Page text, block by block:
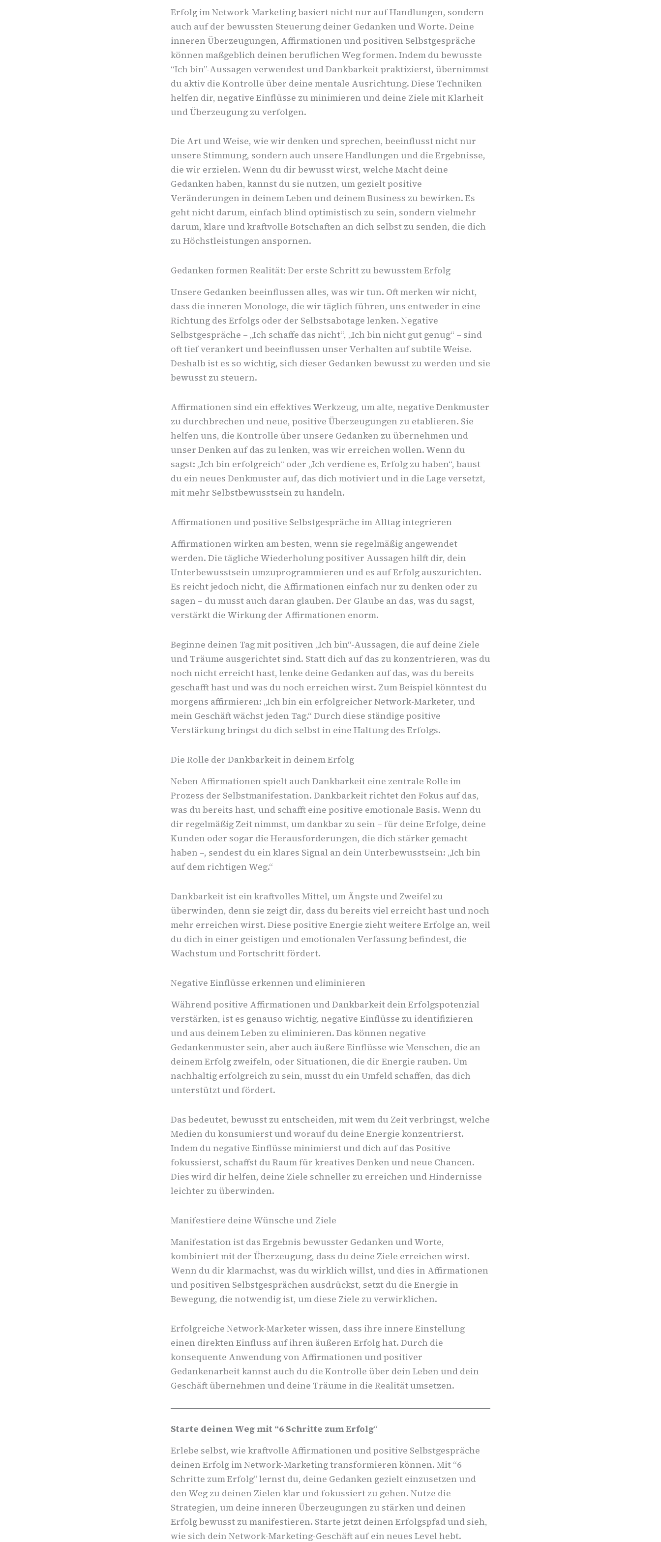
Erfolg im Network-Marketing basiert nicht nur auf Handlungen, sondern
auch auf der bewussten Steuerung deiner Gedanken und Worte. Deine
inneren Überzeugungen, Affirmationen und positiven Selbstgespräche
können maßgeblich deinen beruflichen Weg formen. Indem du bewusste
“Ich bin”-Aussagen verwendest und Dankbarkeit praktizierst, übernimmst
du aktiv die Kontrolle über deine mentale Ausrichtung. Diese Techniken
helfen dir, negative Einflüsse zu minimieren und deine Ziele mit Klarheit
und Überzeugung zu verfolgen.
Die Art und Weise, wie wir denken und sprechen, beeinflusst nicht nur
unsere Stimmung, sondern auch unsere Handlungen und die Ergebnisse,
die wir erzielen. Wenn du dir bewusst wirst, welche Macht deine
Gedanken haben, kannst du sie nutzen, um gezielt positive
Veränderungen in deinem Leben und deinem Business zu bewirken. Es
geht nicht darum, einfach blind optimistisch zu sein, sondern vielmehr
darum, klare und kraftvolle Botschaften an dich selbst zu senden, die dich
zu Höchstleistungen anspornen.
Gedanken formen Realität: Der erste Schritt zu bewusstem Erfolg
Unsere Gedanken beeinflussen alles, was wir tun. Oft merken wir nicht,
dass die inneren Monologe, die wir täglich führen, uns entweder in eine
Richtung des Erfolgs oder der Selbstsabotage lenken. Negative
Selbstgespräche – „Ich schaffe das nicht“, „Ich bin nicht gut genug“ – sind
oft tief verankert und beeinflussen unser Verhalten auf subtile Weise.
Deshalb ist es so wichtig, sich dieser Gedanken bewusst zu werden und sie
bewusst zu steuern.
Affirmationen sind ein effektives Werkzeug, um alte, negative Denkmuster
zu durchbrechen und neue, positive Überzeugungen zu etablieren. Sie
helfen uns, die Kontrolle über unsere Gedanken zu übernehmen und
unser Denken auf das zu lenken, was wir erreichen wollen. Wenn du
sagst: „Ich bin erfolgreich“ oder „Ich verdiene es, Erfolg zu haben“, baust
du ein neues Denkmuster auf, das dich motiviert und in die Lage versetzt,
mit mehr Selbstbewusstsein zu handeln.
Affirmationen und positive Selbstgespräche im Alltag integrieren
Affirmationen wirken am besten, wenn sie regelmäßig angewendet
werden. Die tägliche Wiederholung positiver Aussagen hilft dir, dein
Unterbewusstsein umzuprogrammieren und es auf Erfolg auszurichten.
Es reicht jedoch nicht, die Affirmationen einfach nur zu denken oder zu
sagen – du musst auch daran glauben. Der Glaube an das, was du sagst,
verstärkt die Wirkung der Affirmationen enorm.
Beginne deinen Tag mit positiven „Ich bin“-Aussagen, die auf deine Ziele
und Träume ausgerichtet sind. Statt dich auf das zu konzentrieren, was du
noch nicht erreicht hast, lenke deine Gedanken auf das, was du bereits
geschafft hast und was du noch erreichen wirst. Zum Beispiel könntest du
morgens affirmieren: „Ich bin ein erfolgreicher Network-Marketer, und
mein Geschäft wächst jeden Tag.“ Durch diese ständige positive
Verstärkung bringst du dich selbst in eine Haltung des Erfolgs.
Die Rolle der Dankbarkeit in deinem Erfolg
Neben Affirmationen spielt auch Dankbarkeit eine zentrale Rolle im
Prozess der Selbstmanifestation. Dankbarkeit richtet den Fokus auf das,
was du bereits hast, und schafft eine positive emotionale Basis. Wenn du
dir regelmäßig Zeit nimmst, um dankbar zu sein – für deine Erfolge, deine
Kunden oder sogar die Herausforderungen, die dich stärker gemacht
haben –, sendest du ein klares Signal an dein Unterbewusstsein: „Ich bin
auf dem richtigen Weg.“
Dankbarkeit ist ein kraftvolles Mittel, um Ängste und Zweifel zu
überwinden, denn sie zeigt dir, dass du bereits viel erreicht hast und noch
mehr erreichen wirst. Diese positive Energie zieht weitere Erfolge an, weil
du dich in einer geistigen und emotionalen Verfassung befindest, die
Wachstum und Fortschritt fördert.
Negative Einflüsse erkennen und eliminieren
Während positive Affirmationen und Dankbarkeit dein Erfolgspotenzial
verstärken, ist es genauso wichtig, negative Einflüsse zu identifizieren
und aus deinem Leben zu eliminieren. Das können negative
Gedankenmuster sein, aber auch äußere Einflüsse wie Menschen, die an
deinem Erfolg zweifeln, oder Situationen, die dir Energie rauben. Um
nachhaltig erfolgreich zu sein, musst du ein Umfeld schaffen, das dich
unterstützt und fördert.
Das bedeutet, bewusst zu entscheiden, mit wem du Zeit verbringst, welche
Medien du konsumierst und worauf du deine Energie konzentrierst.
Indem du negative Einflüsse minimierst und dich auf das Positive
fokussierst, schaffst du Raum für kreatives Denken und neue Chancen.
Dies wird dir helfen, deine Ziele schneller zu erreichen und Hindernisse
leichter zu überwinden.
Manifestiere deine Wünsche und Ziele
Manifestation ist das Ergebnis bewusster Gedanken und Worte,
kombiniert mit der Überzeugung, dass du deine Ziele erreichen wirst.
Wenn du dir klarmachst, was du wirklich willst, und dies in Affirmationen
und positiven Selbstgesprächen ausdrückst, setzt du die Energie in
Bewegung, die notwendig ist, um diese Ziele zu verwirklichen.
Erfolgreiche Network-Marketer wissen, dass ihre innere Einstellung
einen direkten Einfluss auf ihren äußeren Erfolg hat. Durch die
konsequente Anwendung von Affirmationen und positiver
Gedankenarbeit kannst auch du die Kontrolle über dein Leben und dein
Geschäft übernehmen und deine Träume in die Realität umsetzen.
Starte deinen Weg mit “6 Schritte zum Erfolg“
Erlebe selbst, wie kraftvolle Affirmationen und positive Selbstgespräche
deinen Erfolg im Network-Marketing transformieren können. Mit “6
Schritte zum Erfolg” lernst du, deine Gedanken gezielt einzusetzen und
den Weg zu deinen Zielen klar und fokussiert zu gehen. Nutze die
Strategien, um deine inneren Überzeugungen zu stärken und deinen
Erfolg bewusst zu manifestieren. Starte jetzt deinen Erfolgspfad und sieh,
wie sich dein Network-Marketing-Geschäft auf ein neues Level hebt.